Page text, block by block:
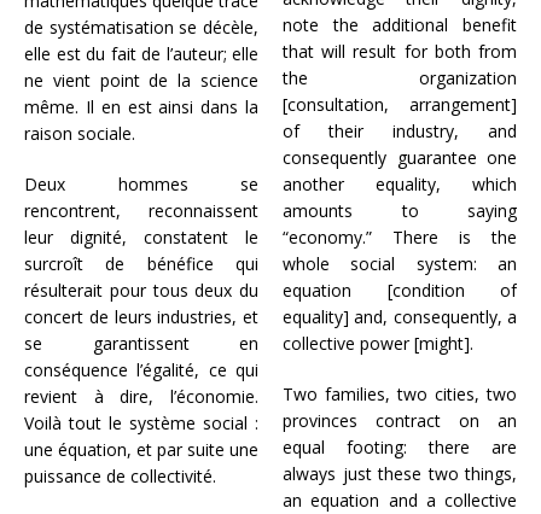
de systématisation se décèle,
elle est du fait de l’auteur; elle
ne vient point de la science
même. Il en est ainsi dans la
raison sociale.
Deux hommes se
rencontrent, reconnaissent
leur dignité, constatent le
surcroît de bénéfice qui
résulterait pour tous deux du
concert de leurs industries, et
se garantissent en
conséquence l’égalité, ce qui
revient à dire, l’économie.
Voilà tout le système social :
une équation, et par suite une
puissance de collectivité.
note the additional benefit
that will result for both from
the organization
[consultation, arrangement]
of their industry, and
consequently guarantee one
another equality, which
amounts to saying
“economy.” There is the
whole social system: an
equation [condition of
equality] and, consequently, a
collective power [might].
Two families, two cities, two
provinces contract on an
equal footing: there are
always just these two things,
an equation and a collective